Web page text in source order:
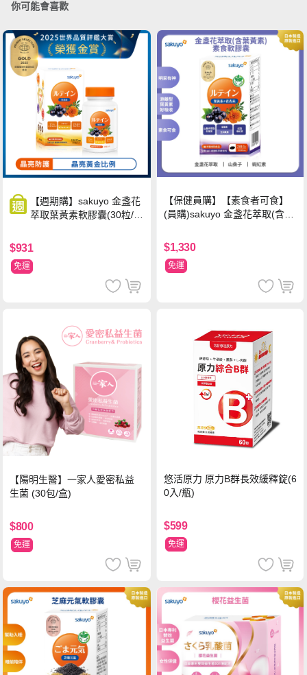
你可能會喜歡
【週期購】sakuyo 金盞花
萃取葉黃素軟膠囊(30粒/
$931
免運
【保健員購】【素食者可食】
(員購)sakuyo 金盞花萃取(含葉
瓶)
$1,330
免運
【陽明生醫】一家人愛密私益
生菌 (30包/盒)
$800
免運
悠活原力 原力B群長效緩釋錠(6
0入/瓶)
$599
免運